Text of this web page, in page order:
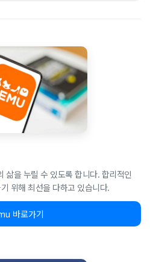
을 누릴 수 있도록 합니다. 합리적인
위해 최선을 다하고 있습니다.
바로가기